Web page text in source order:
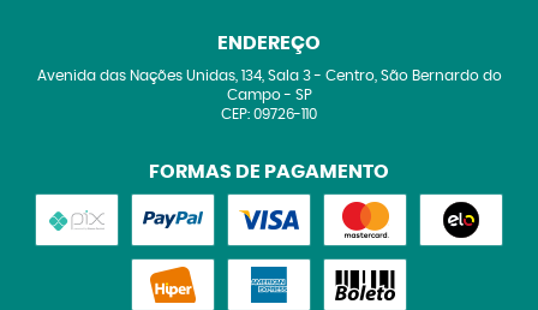
ENDEREÇO
Avenida das Nações Unidas, 134, Sala 3- Centro, São Bernardo do
Campo- SP
CEP: 09726-110
FORMAS DE PAGAMENTO